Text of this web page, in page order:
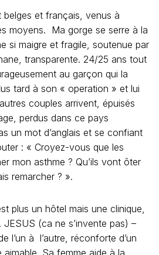
belges et français, venus à
moyens. Ma gorge se serre à la
si maigre et fragile, soutenue par
transparente. 24/25 ans tout
au garçon qui la
tard à son « operation » et lui
couples arrivent, épuisés
perdus dans ce pays
un mot d’anglais et se confiant
: « Croyez-vous que les
mon asthme ? Qu’ils vont ôter
remarcher ? ».
plus un hôtel mais une clinique,
(ca ne s’invente pas) –
l’un à l’autre, réconforte d’un
aimable. Sa femme aide à la